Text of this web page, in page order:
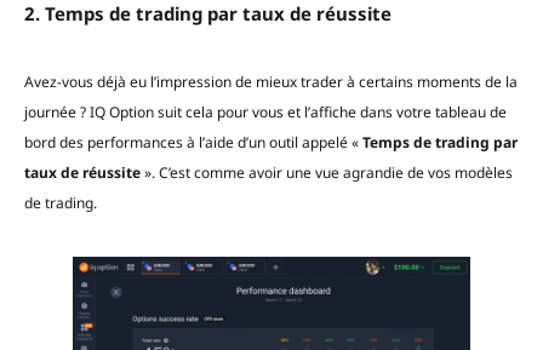
2. Temps de trading par taux de réussite
Avez-vous déjà eu l’impression de mieux trader à certains moments de la
journée ? IQ Option suit cela pour vous et l’affiche dans votre tableau de
bord des performances à l’aide d’un outil appelé «Temps de trading par
taux de réussite». C’est comme avoir une vue agrandie de vos modèles
de trading.